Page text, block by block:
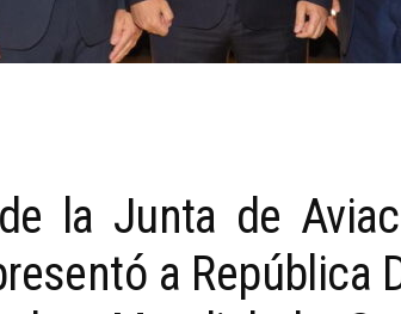
la Junta de
a República